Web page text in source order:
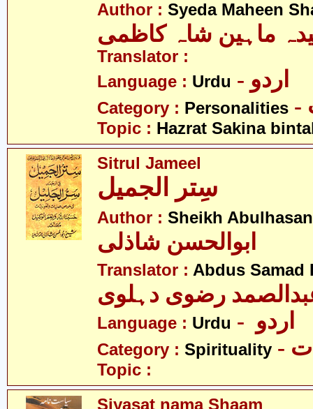
Author : Syeda Maheen
ماہین شاہ کاظمی
Translator :
Language : Urdu - اردو
Category : Personalities
Topic : Hazrat Sakina
Sitrul Jameel
سِتر الجمیل
Author : Sheikh
ابوالحسن شاذلی
Translator : Abdus Samad
رضوی دہلوی
Language : Urdu
Category : Spirituality
Topic :
Siyasat nama Shaam